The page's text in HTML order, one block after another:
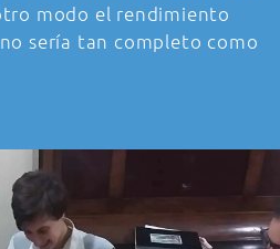
modo el rendimiento
sería tan completo como